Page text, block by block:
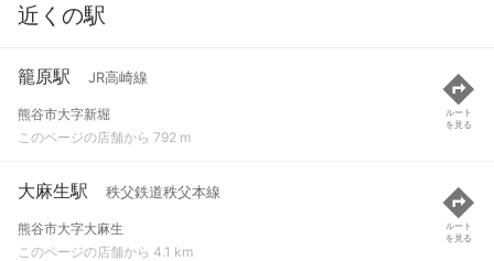
近くの駅
籠原駅 JR高崎線
熊谷市大字新堀
このページの店舗から 792 m
ルート
を見る
大麻生駅 秩父鉄道秩父本線
熊谷市大字大麻生
このページの店舗から 4.1 km
ルート
を見る